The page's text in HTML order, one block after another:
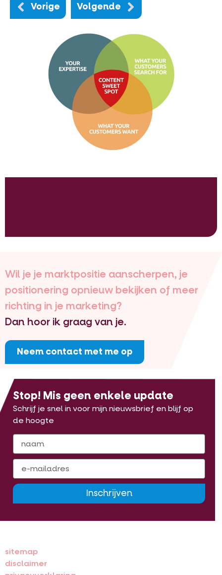
Vorige Volgende
Wil je je marktpositie aanscherpen, je
positionering opnieuw bekijken of meer
richting in je marketing?
Dan hoor ik graag van je.
Neem contact met me op
Stop! Mis geen enkele update
Schrijf je snel in voor mijn nieuwsbrief en blijf op
de hoogte
Inschrijven
sitemap
disclaimer